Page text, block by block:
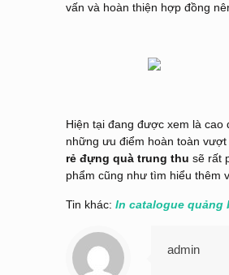
vấn và hoàn thiện hợp đồng
Hiện tại đang được xem là
những ưu điểm hoàn toàn
rẻ đựng quà trung thu sẽ rất
phẩm cũng như tìm hiểu thêm
Tin khác: In catalogue quảng
admin